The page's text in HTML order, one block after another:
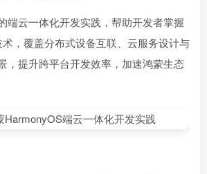
端云一体化开发实践，帮助开发者掌握
，覆盖分布式设备互联、云服务设计与
，提升跨平台开发效率，加速鸿蒙生态